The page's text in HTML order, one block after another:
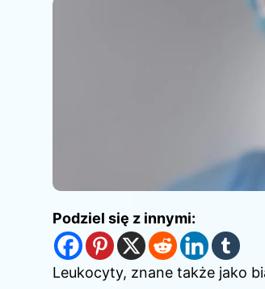
Podziel się z innymi:
Leukocyty, znane także jako